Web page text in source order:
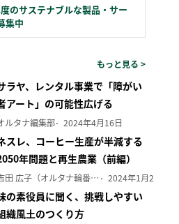
のサステナブルな製品・サー
集中
もっと見る >
ラヤ、レンタル事業で「障がい
アート」の可能性広げる
ルタナ編集部 2024年4月16日
スレ、コーヒー生産が半減する
年問題と再生農業（前編）
吉田 広子（オルタナ輪番編集長） 2024年1月29日
の素役員に聞く、挑戦しやすい
織風土のつくり方